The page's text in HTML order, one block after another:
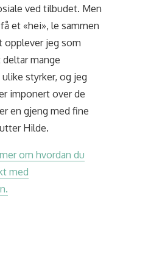
ved tilbudet. Men
et «hei», le sammen
opplever jeg som
mange
styrker, og jeg
imponert over de
en gjeng med fine
Hilde.
om hvordan du
med